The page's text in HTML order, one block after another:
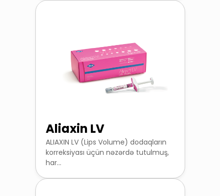
Aliaxin LV
ALIAXIN LV (Lips Volume) dodaqların
korreksiyası üçün nəzərdə tutulmuş,
har...